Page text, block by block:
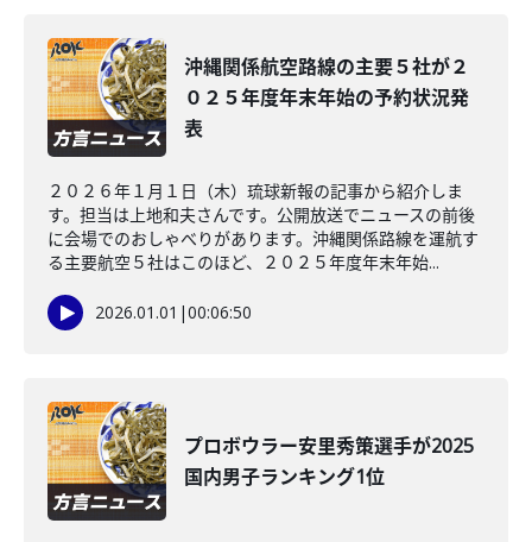
沖縄関係航空路線の主要５社が２
０２５年度年末年始の予約状況発
表
２０２６年１月１日（木）琉球新報の記事から紹介しま
す。担当は上地和夫さんです。公開放送でニュースの前後
に会場でのおしゃべりがあります。沖縄関係路線を運航す
る主要航空５社はこのほど、２０２５年度年末年始...
2026.01.01 |00:06:50
プロボウラー安里秀策選手が2025
国内男子ランキング1位